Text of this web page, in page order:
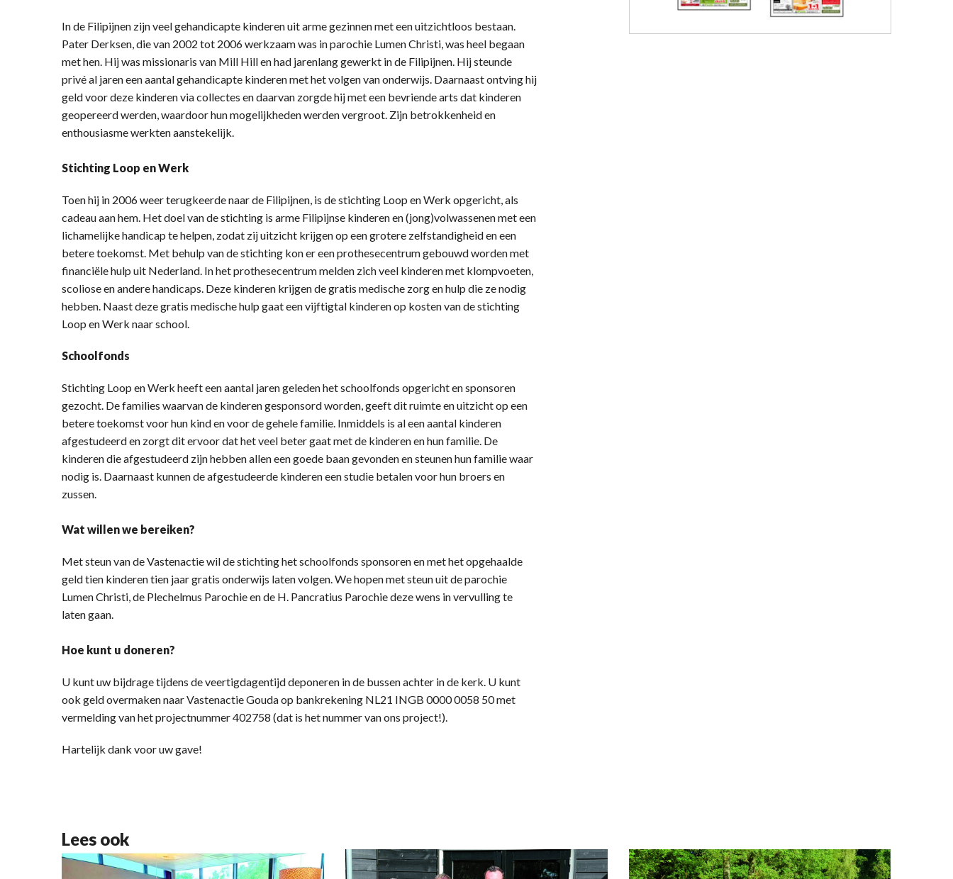
In de Filipijnen zijn veel gehandicapte kinderen uit arme gezinnen met een uitzichtloos bestaan.
Pater Derksen, die van 2002 tot 2006 werkzaam was in parochie Lumen Christi, was heel begaan
met hen. Hij was missionaris van Mill Hill en had jarenlang gewerkt in de Filipijnen. Hij steunde
privé al jaren een aantal gehandicapte kinderen met het volgen van onderwijs. Daarnaast ontving hij
geld voor deze kinderen via collectes en daarvan zorgde hij met een bevriende arts dat kinderen
geopereerd werden, waardoor hun mogelijkheden werden vergroot. Zijn betrokkenheid en
enthousiasme werkten aanstekelijk.
Stichting Loop en Werk
Toen hij in 2006 weer terugkeerde naar de Filipijnen, is de stichting Loop en Werk opgericht, als
cadeau aan hem. Het doel van de stichting is arme Filipijnse kinderen en (jong)volwassenen met een
lichamelijke handicap te helpen, zodat zij uitzicht krijgen op een grotere zelfstandigheid en een
betere toekomst. Met behulp van de stichting kon er een prothesecentrum gebouwd worden met
financiële hulp uit Nederland. In het prothesecentrum melden zich veel kinderen met klompvoeten,
scoliose en andere handicaps. Deze kinderen krijgen de gratis medische zorg en hulp die ze nodig
hebben. Naast deze gratis medische hulp gaat een vijftigtal kinderen op kosten van de stichting
Loop en Werk naar school.
Schoolfonds
Stichting Loop en Werk heeft een aantal jaren geleden het schoolfonds opgericht en sponsoren
gezocht. De families waarvan de kinderen gesponsord worden, geeft dit ruimte en uitzicht op een
betere toekomst voor hun kind en voor de gehele familie. Inmiddels is al een aantal kinderen
afgestudeerd en zorgt dit ervoor dat het veel beter gaat met de kinderen en hun familie. De
kinderen die afgestudeerd zijn hebben allen een goede baan gevonden en steunen hun familie waar
nodig is. Daarnaast kunnen de afgestudeerde kinderen een studie betalen voor hun broers en
zussen.
Wat willen we bereiken?
Met steun van de Vastenactie wil de stichting het schoolfonds sponsoren en met het opgehaalde
geld tien kinderen tien jaar gratis onderwijs laten volgen. We hopen met steun uit de parochie
Lumen Christi, de Plechelmus Parochie en de H. Pancratius Parochie deze wens in vervulling te
laten gaan.
Hoe kunt u doneren?
U kunt uw bijdrage tijdens de veertigdagentijd deponeren in de bussen achter in de kerk. U kunt
ook geld overmaken naar Vastenactie Gouda op bankrekening NL21 INGB 0000 0058 50 met
vermelding van het projectnummer 402758 (dat is het nummer van ons project!).
Hartelijk dank voor uw gave!
Lees ook